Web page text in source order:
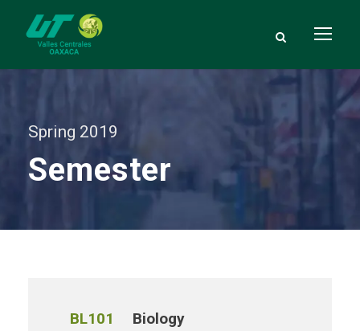
Spring 2019
Semester
BL101 Biology